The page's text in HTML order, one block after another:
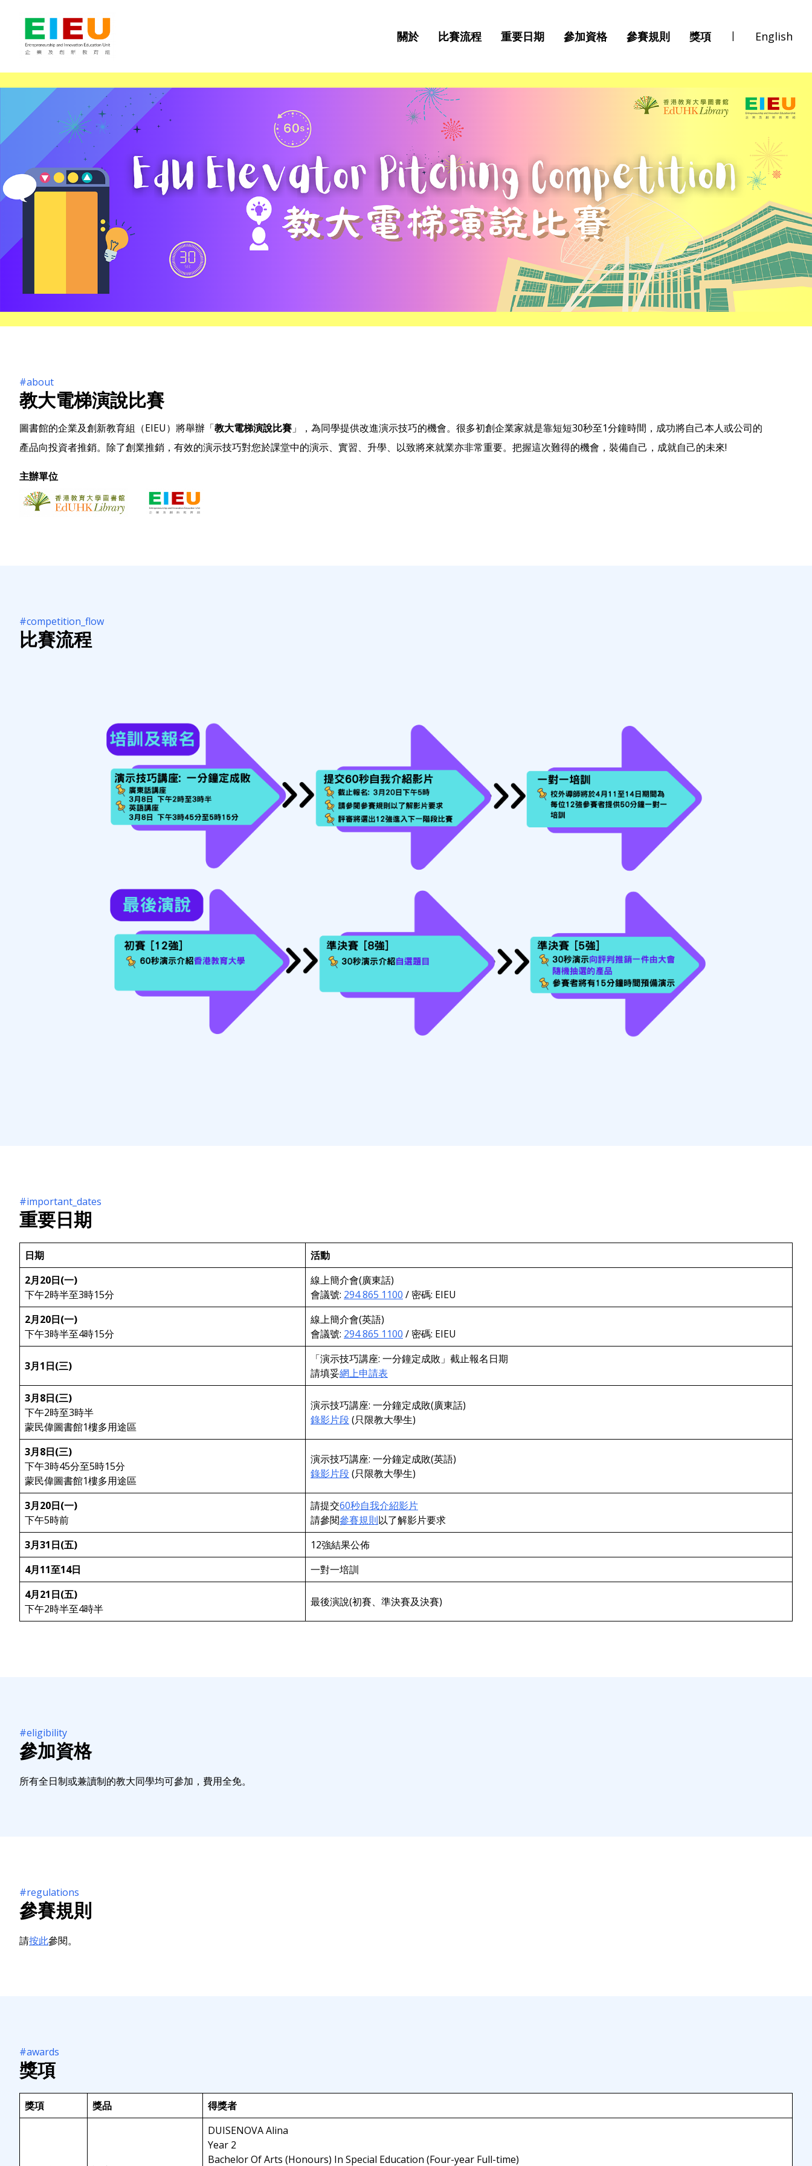
關於 比賽流程 重要日期 參加資格 參賽規則 獎項 | English
#about
教大電梯演說比賽
圖書館的企業及創新教育組（EIEU）將舉辦「教大電梯演說比賽 」，為同學提供改進演示技巧的機會。很多初創企業家就是靠短短30秒至1分鐘時間，成功將自己本人或公司的
產品向投資者推銷。除了創業推銷，有效的演示技巧對您於課堂中的演示、實習、升學、以致將來就業亦非常重要。把握這次難得的機會，裝備自己，成就自己的未來!
主辦單位
#competition_flow
比賽流程
#important_dates
重要日期
日期
活動
2月20日(一)
下午2時半至3時15分
線上簡介會(廣東話)
會議號: 294 865 1100 / 密碼: EIEU
2月20日(一)
下午3時半至4時15分
線上簡介會(英語)
會議號: 294 865 1100 / 密碼: EIEU
3月1日(三)
「演示技巧講座: 一分鐘定成敗」截止報名日期
請填妥網上申請表
3月8日(三)
下午2時至3時半
蒙民偉圖書館1樓多用途區
演示技巧講座: 一分鐘定成敗(廣東話)
錄影片段(只限教大學生)
3月8日(三)
下午3時45分至5時15分
蒙民偉圖書館1樓多用途區
演示技巧講座: 一分鐘定成敗(英語)
錄影片段(只限教大學生)
3月20日(一)
下午5時前
請提交60秒自我介紹影片
請參閱參賽規則以了解影片要求
3月31日(五)
12強結果公佈
4月11至14日
一對一培訓
4月21日(五)
下午2時半至4時半
最後演說(初賽、準決賽及決賽)
#eligibility
參加資格
所有全日制或兼讀制的教大同學均可參加，費用全免。
#regulations
參賽規則
請按此參閱。
#awards
獎項
獎項 獎品 得獎者
DUISENOVA Alina
Year 2
Bachelor Of Arts (Honours) In Special Education (Four-year Full-time)